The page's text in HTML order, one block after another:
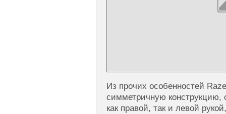
Из прочих особенностей
симметричную конструкцию,
как правой, так и левой